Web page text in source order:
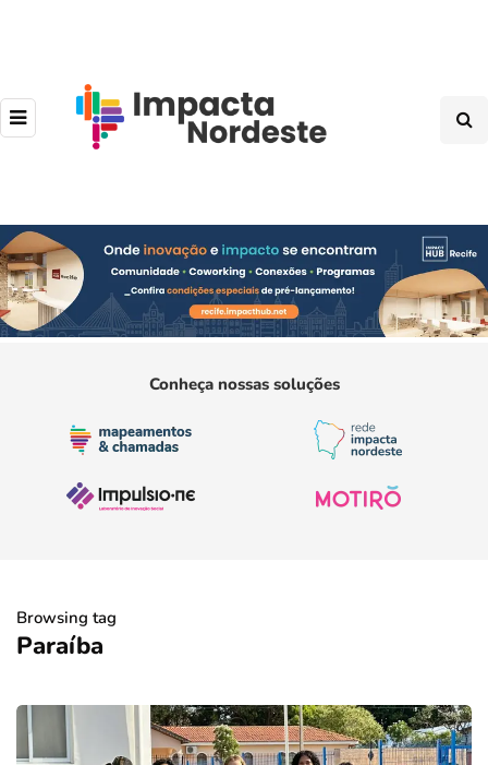
Conheça nossas soluções
Browsing tag
Paraíba